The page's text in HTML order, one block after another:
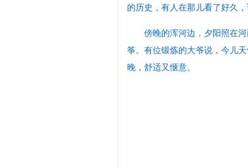
的历史，有人在那儿看了好久
傍晚的浑河边，夕阳照在
筝。有位锻炼的大爷说，今儿
晚，舒适又惬意。